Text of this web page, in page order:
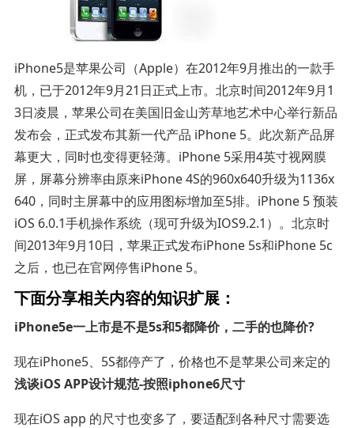
iPhone5是苹果公司（Apple）在2012年9月推出的一款手
机，已于2012年9月21日正式上市。北京时间2012年9月1
3日凌晨，苹果公司在美国旧金山芳草地艺术中心举行新品
发布会，正式发布其新一代产品 iPhone 5。此次新产品屏
幕更大，同时也变得更轻薄。iPhone 5采用4英寸视网膜
屏，屏幕分辨率由原来iPhone 4S的960x640升级为1136x
640，同时主屏幕中的应用图标增加至5排。iPhone 5 预装
iOS 6.0.1手机操作系统（现可升级为IOS9.2.1）。北京时
间2013年9月10日，苹果正式发布iPhone 5s和iPhone 5c
之后，也已在官网停售iPhone 5。
下面分享相关内容的知识扩展：
iPhone5e一上市是不是5s和5都降价，二手的也降价?
现在iPhone5、5S都停产了，价格也不是苹果公司来定的
浅谈iOS APP设计规范-按照iphone6尺寸
现在iOS app 的尺寸也变多了，要适配到各种尺寸需要选